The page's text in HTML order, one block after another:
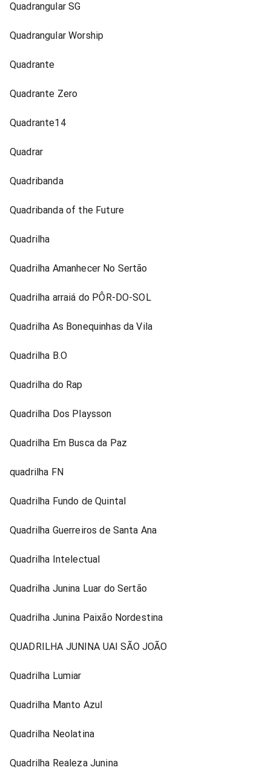
Quadrangular SG
Quadrangular Worship
Quadrante
Quadrante Zero
Quadrante14
Quadrar
Quadribanda
Quadribanda of the Future
Quadrilha
Quadrilha Amanhecer No Sertão
Quadrilha arraiá do PÔR-DO-SOL
Quadrilha As Bonequinhas da Vila
Quadrilha B.O
Quadrilha do Rap
Quadrilha Dos Playsson
Quadrilha Em Busca da Paz
quadrilha FN
Quadrilha Fundo de Quintal
Quadrilha Guerreiros de Santa Ana
Quadrilha Intelectual
Quadrilha Junina Luar do Sertão
Quadrilha Junina Paixão Nordestina
QUADRILHA JUNINA UAI SÃO JOÃO
Quadrilha Lumiar
Quadrilha Manto Azul
Quadrilha Neolatina
Quadrilha Realeza Junina